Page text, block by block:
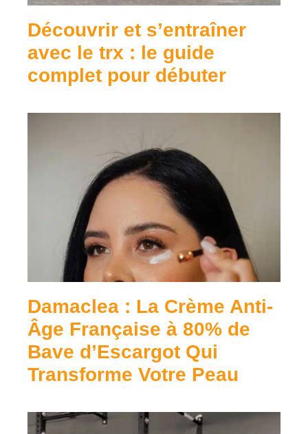
Découvrir et s’entraîner
avec le trx : le guide
complet pour débuter
Damaclea : La Crème Anti-
Âge Française à 80% de
Bave d’Escargot Qui
Transforme Votre Peau